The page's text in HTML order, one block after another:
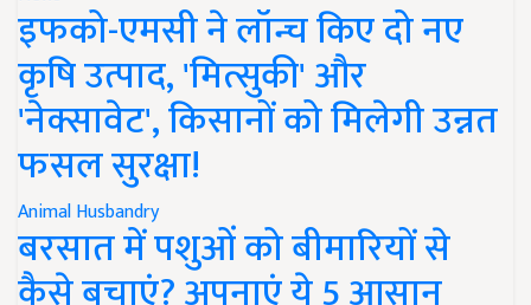
इफको-एमसी ने लॉन्च किए दो नए
कृषि उत्पाद, 'मित्सुकी' और
'नेक्सावेट', किसानों को मिलेगी उन्नत
फसल सुरक्षा!
Animal Husbandry
बरसात में पशुओं को बीमारियों से